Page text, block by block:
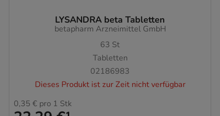
LYSANDRA beta Tabletten
betapharm Arzneimittel GmbH
63 St
Tabletten
02186983
Dieses Produkt ist zur Zeit nicht verfügbar
0,35 € pro 1 Stk